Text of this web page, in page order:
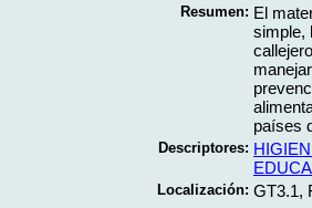
Resumen: El
simple,
países
Descriptores:
Localización: GT3.1,